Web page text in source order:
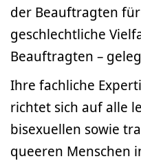
der Beauftragten
geschlechtliche
Beauftragten –
Ihre fachliche
richtet sich auf alle
bisexuellen sowie
queeren Menschen